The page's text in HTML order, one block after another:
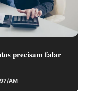
precisam falar
AM